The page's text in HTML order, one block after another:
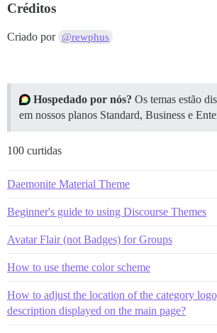
Créditos
Criado por @rewphus
Hospedado por nós? Os temas estão
em nossos planos Standard, Business e
100 curtidas
Daemonite Material Theme
Beginner's guide to using Discourse Themes
Avatar Flair (not Badges) for Groups
How to use theme color scheme
How to adjust the location of the category
description displayed on the main page?